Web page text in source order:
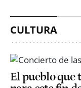
CULTURA
El pueblo que